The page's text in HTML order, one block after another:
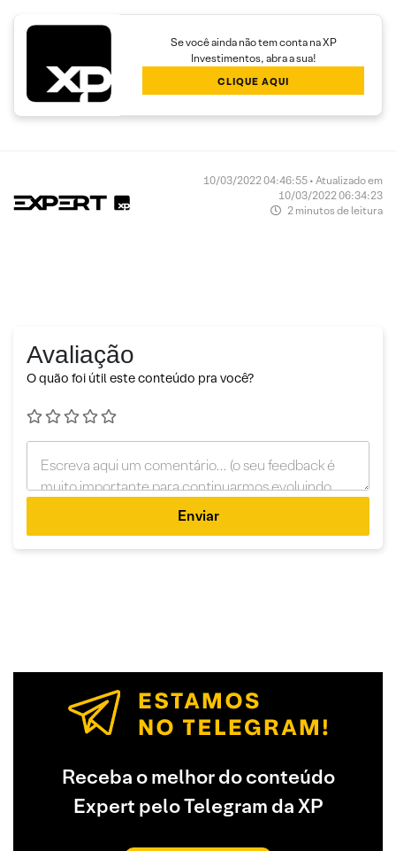
Se você ainda não tem conta na XP
Investimentos, abra a sua!
CLIQUE AQUI
10/03/2022 04:46:55 • Atualizado em
10/03/2022 06:34:23
2 minutos de leitura
Avaliação
O quão foi útil este conteúdo pra você?
Enviar
Receba o melhor do conteúdo
Expert pelo Telegram da XP